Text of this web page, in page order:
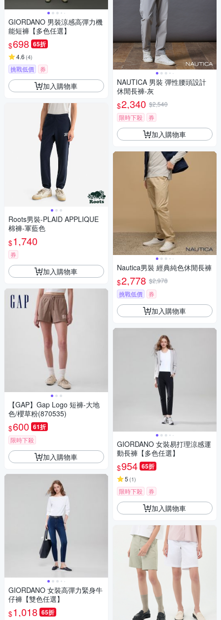
GIORDANO 男裝涼感高彈力機
能短褲【多色任選】
$698 65折
4.6 (4)
挑戰低價 券
加入購物車
Roots男裝-PLAID APPLIQUE
棉褲-軍藍色
$1,740
券
加入購物車
【GAP】Gap Logo 短褲-大地
色/櫻草粉(870535)
$600 61折
限時下殺
加入購物車
GIORDANO 女裝高彈力緊身牛
仔褲【雙色任選】
$1,018 65折
NAUTICA 男裝 彈性腰頭設計
休閒長褲-灰
$2,340 $2,540
限時下殺
券
加入購物車
Nautica男裝 經典純色休閒長褲
$2,778 $2,978
挑戰低價
券
加入購物車
GIORDANO 女裝易打理涼感運
動長褲【多色任選】
$954 65折
5 (1)
限時下殺 券
加入購物車